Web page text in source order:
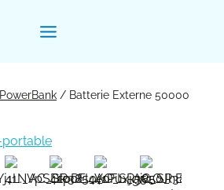
PowerBank / Batterie Externe 50000